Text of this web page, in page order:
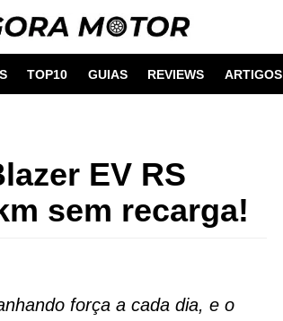
TOP10 GUIAS REVIEWS ARTIGOS
EV RS
sem recarga!
força a cada dia, e o